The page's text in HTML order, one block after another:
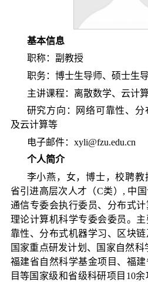
基本信息
职称：副教授
职务：博士生导师、硕士生
主讲课程：离散数学、云计
研究方向：网络可靠性、
及云计算等
电子邮件：xyli@fzu.edu.cn
个人简介
李小燕，女，博士，校聘
省引进高层次人才（C类）, 中
通信专委会执行委员、分布式计
理论计算机科学专委会委员。
靠性、分布式机器学习、区块
国家重点研发计划、国家自然科
福建省自然科学基金项目、福
目等国家级和省级科研项目10